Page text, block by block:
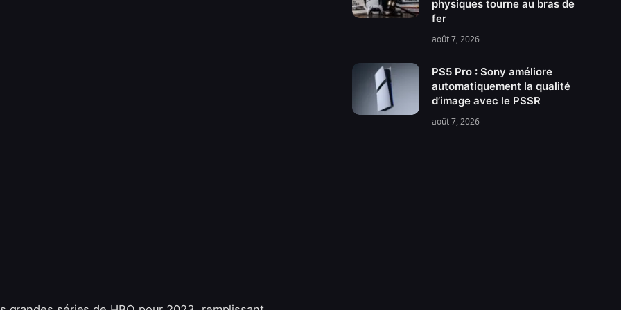
physiques tourne au bras de
fer
août 7, 2026
PS5 Pro : Sony améliore
automatiquement la qualité
d’image avec le PSSR
août 7, 2026